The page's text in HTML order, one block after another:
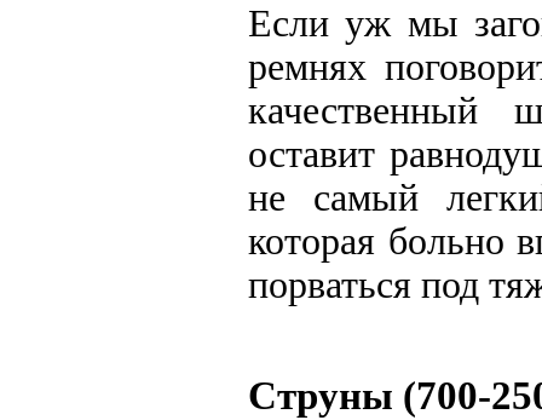
Если уж мы
ремнях
качественный
оставит
не самый
которая больно
порваться под
Струны (700-